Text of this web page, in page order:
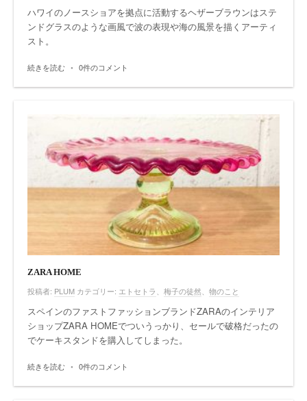
ハワイのノースショアを拠点に活動するヘザーブラウンはステ
ンドグラスのような画風で波の表現や海の風景を描くアーティ
スト。
続きを読む • 0件のコメント
ZARA HOME
投稿者: PLUM カテゴリー: エトセトラ 梅子の徒然 物のこと
スペインのファストファッションブランドZARAのインテリア
ショップZARA HOMEでついうっかり、セールで破格だったの
でケーキスタンドを購入してしまった。
続きを読む • 0件のコメント